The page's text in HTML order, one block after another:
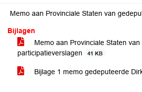
Memo aan Provinciale Staten van
Bijlagen
Memo aan Provinciale Staten
participatieverslagen
41 KB
Bijlage 1 memo gedeputeerde